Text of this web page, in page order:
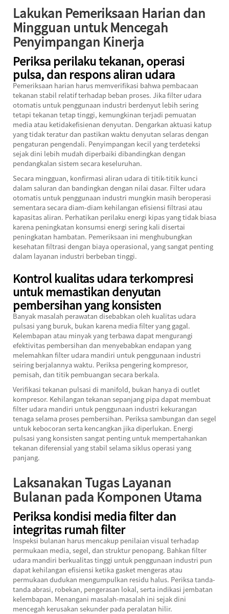
Lakukan Pemeriksaan Harian dan
Mingguan untuk Mencegah
Penyimpangan Kinerja
Periksa perilaku tekanan, operasi
pulsa, dan respons aliran udara
Pemeriksaan harian harus memverifikasi bahwa pembacaan
tekanan stabil relatif terhadap beban proses. Jika filter udara
otomatis untuk penggunaan industri berdenyut lebih sering
tetapi tekanan tetap tinggi, kemungkinan terjadi pemuatan
media atau ketidakefisienan denyutan. Dengarkan aktuasi katup
yang tidak teratur dan pastikan waktu denyutan selaras dengan
pengaturan pengendali. Penyimpangan kecil yang terdeteksi
sejak dini lebih mudah diperbaiki dibandingkan dengan
pendangkalan sistem secara keseluruhan.
Secara mingguan, konfirmasi aliran udara di titik-titik kunci
dalam saluran dan bandingkan dengan nilai dasar. Filter udara
otomatis untuk penggunaan industri mungkin masih beroperasi
sementara secara diam-diam kehilangan efisiensi filtrasi atau
kapasitas aliran. Perhatikan perilaku energi kipas yang tidak biasa
karena peningkatan konsumsi energi sering kali disertai
peningkatan hambatan. Pemeriksaan ini menghubungkan
kesehatan filtrasi dengan biaya operasional, yang sangat penting
dalam layanan industri berbeban tinggi.
Kontrol kualitas udara terkompresi
untuk memastikan denyutan
pembersihan yang konsisten
Banyak masalah perawatan disebabkan oleh kualitas udara
pulsasi yang buruk, bukan karena media filter yang gagal.
Kelembapan atau minyak yang terbawa dapat mengurangi
efektivitas pembersihan dan menyebabkan endapan yang
melemahkan filter udara mandiri untuk penggunaan industri
seiring berjalannya waktu. Periksa pengering kompresor,
pemisah, dan titik pembuangan secara berkala.
Verifikasi tekanan pulsasi di manifold, bukan hanya di outlet
kompresor. Kehilangan tekanan sepanjang pipa dapat membuat
filter udara mandiri untuk penggunaan industri kekurangan
tenaga selama proses pembersihan. Periksa sambungan dan segel
untuk kebocoran serta kencangkan jika diperlukan. Energi
pulsasi yang konsisten sangat penting untuk mempertahankan
tekanan diferensial yang stabil selama siklus operasi yang
panjang.
Laksanakan Tugas Layanan
Bulanan pada Komponen Utama
Periksa kondisi media filter dan
integritas rumah filter
Inspeksi bulanan harus mencakup penilaian visual terhadap
permukaan media, segel, dan struktur penopang. Bahkan filter
udara mandiri berkualitas tinggi untuk penggunaan industri pun
dapat kehilangan efisiensi ketika gasket mengeras atau
permukaan dudukan mengumpulkan residu halus. Periksa tanda-
tanda abrasi, robekan, pengerasan lokal, serta indikasi jembatan
kelembapan. Menangani masalah-masalah ini sejak dini
mencegah kerusakan sekunder pada peralatan hilir.